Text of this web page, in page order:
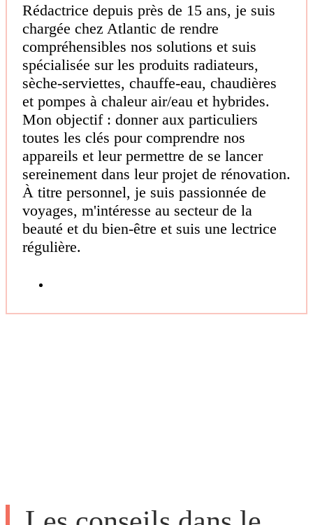
Rédactrice depuis près de 15 ans, je suis
chargée chez Atlantic de rendre
compréhensibles nos solutions et suis
spécialisée sur les produits radiateurs,
sèche-serviettes, chauffe-eau, chaudières
et pompes à chaleur air/eau et hybrides.
Mon objectif : donner aux particuliers
toutes les clés pour comprendre nos
appareils et leur permettre de se lancer
sereinement dans leur projet de rénovation.
À titre personnel, je suis passionnée de
voyages, m'intéresse au secteur de la
beauté et du bien-être et suis une lectrice
régulière.